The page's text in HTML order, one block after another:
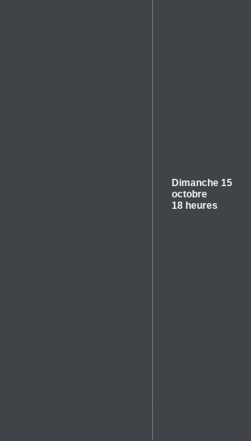
Dimanche 15
octobre
18 heures